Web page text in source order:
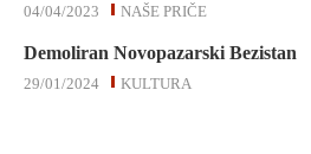
NAŠE PRIČE
04/04/2023
Demoliran Novopazarski Bezistan
KULTURA
29/01/2024